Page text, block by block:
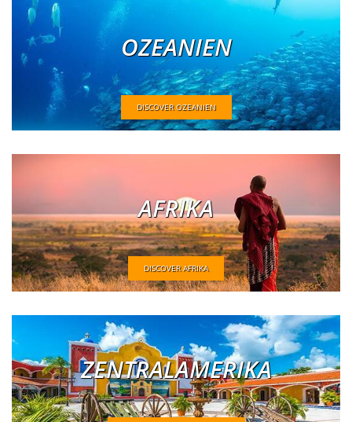
OZEANIEN
DISCOVER OZEANIEN
AFRIKA
DISCOVER AFRIKA
ZENTRALAMERIKA